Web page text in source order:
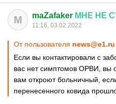
M maZafaker МНЕ НЕ
11:16, 03.02.2022
От пользователя news@e1.ru
Если вы контактировали с
вас нет симптомов ОРВИ, вы
вам откроют больничный,
перенесенного ковида